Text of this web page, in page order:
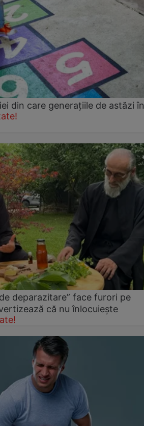
din care generațiile de astăzi
deparazitare” face furori pe
că nu înlocuiește